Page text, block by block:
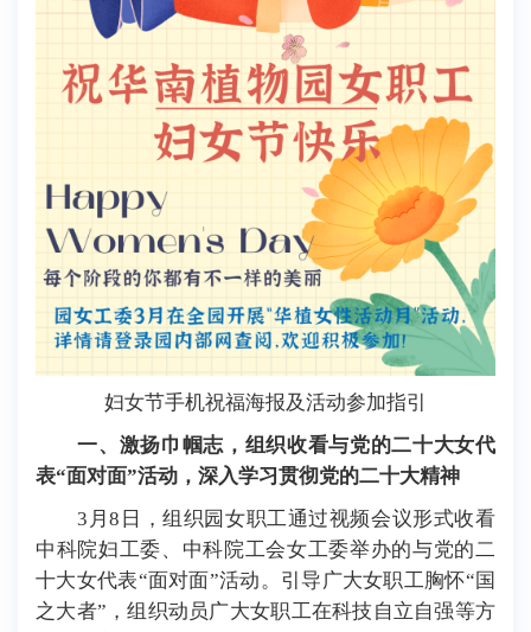
妇女节手机祝福海报及活动参加指引
一、激扬巾帼志，组织收看与党的二十大女代
表“面对面”活动，深入学习贯彻党的二十大精神
3月8日，组织园女职工通过视频会议形式收看
中科院妇工委、中科院工会女工委举办的与党的二
十大女代表“面对面”活动。引导广大女职工胸怀“国
之大者”，组织动员广大女职工在科技自立自强等方